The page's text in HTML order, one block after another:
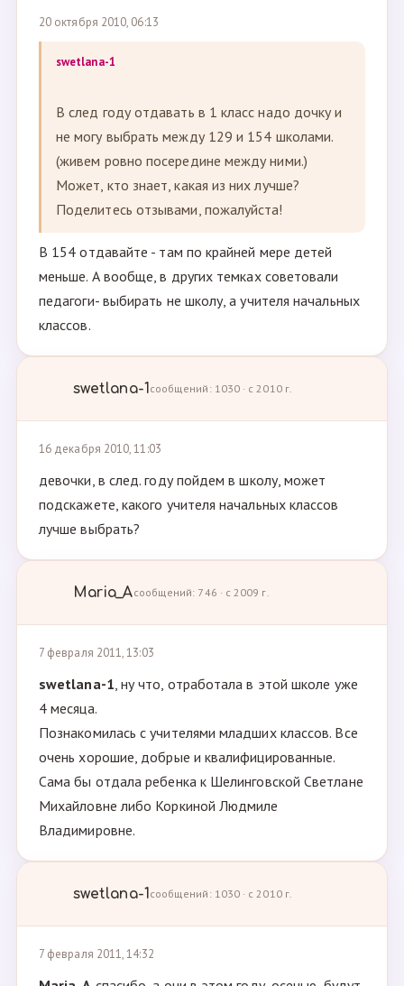
20 октября 2010, 06:13
swetlana-1
В след году отдавать в 1 класс надо дочку и
не могу выбрать между 129 и 154 школами.
(живем ровно посередине между ними.)
Может, кто знает, какая из них лучше?
Поделитесь отзывами, пожалуйста!
В 154 отдавайте - там по крайней мере детей
меньше. А вообще, в других темках советовали
педагоги- выбирать не школу, а учителя начальных
классов.
swetlana-1сообщений: 1030 · с 2010 г.
16 декабря 2010, 11:03
девочки, в след. году пойдем в школу, может
подскажете, какого учителя начальных классов
лучше выбрать?
Maria_Aсообщений: 746 · с 2009 г.
7 февраля 2011, 13:03
swetlana-1, ну что, отработала в этой школе уже
4 месяца.
Познакомилась с учителями младших классов. Все
очень хорошие, добрые и квалифицированные.
Сама бы отдала ребенка к Шелинговской Светлане
Михайловне либо Коркиной Людмиле
Владимировне.
swetlana-1сообщений: 1030 · с 2010 г.
7 февраля 2011, 14:32